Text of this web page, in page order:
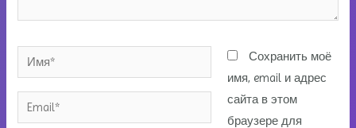
Имя*
Email*
Сохранить моё
имя, email и адрес
сайта в этом
браузере для